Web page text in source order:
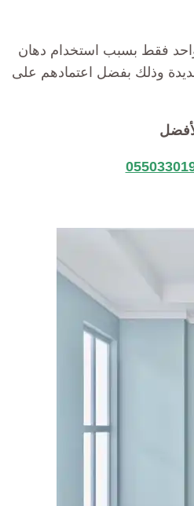
فقط بسبب استخدام دهان
وذلك بفضل اعتمادهم على